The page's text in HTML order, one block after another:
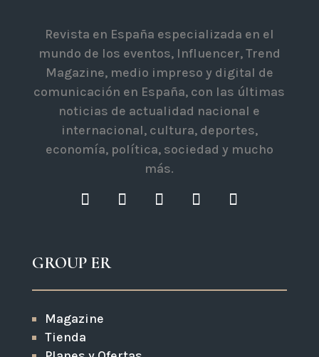
Revista en España especializada en el
mundo de los eventos, Influencer, Trend
Magazine, medio impreso y digital de
comunicación en España, con las últimas
noticias de actualidad nacional e
internacional, cultura, deportes,
economía, política, sociedad y mucho
más.
GROUP ER
Magazine
Tienda